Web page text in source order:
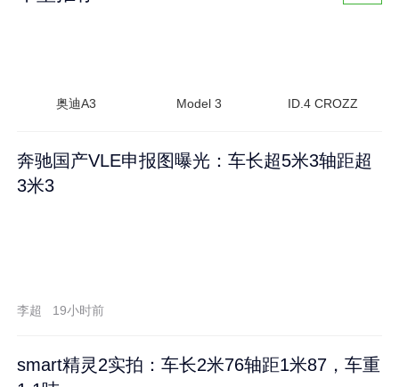
奥迪A3 Model 3 ID.4 CROZZ
奔驰国产VLE申报图曝光：车长超5米3轴距超
3米3
李超 19小时前
smart精灵2实拍：车长2米76轴距1米87，车重